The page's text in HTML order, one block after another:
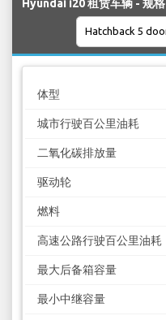
Hyundai i20 租赁车辆 - 规格
体型
城市行驶百公里油耗
二氧化碳排放量
驱动轮
燃料
高速公路行驶百公里油耗
最大后备箱容量
最小中继容量